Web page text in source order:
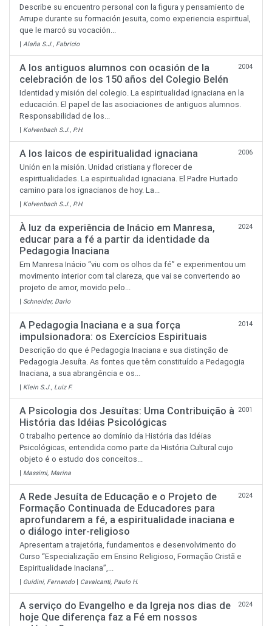
Describe su encuentro personal con la figura y pensamiento de
Arrupe durante su formación jesuita, como experiencia espiritual,
que le marcó su vocación...
|Alaña S.J., Fabricio
A los antiguos alumnos con ocasión de la
celebración de los 150 años del Colegio Belén
2004
Identidad y misión del colegio. La espiritualidad ignaciana en la
educación. El papel de las asociaciones de antiguos alumnos.
Responsabilidad de los...
| Kolvenbach S.J., P.H.
A los laicos de espiritualidad ignaciana 2006
Unión en la misión. Unidad cristiana y florecer de
espiritualidades. La espiritualidad ignaciana. El Padre Hurtado
camino para los ignacianos de hoy. La...
| Kolvenbach S.J., P.H.
À luz da experiência de Inácio em Manresa,
educar para a fé a partir da identidade da
Pedagogia Inaciana
2024
Em Manresa Inácio “viu com os olhos da fé” e experimentou um
movimento interior com tal clareza, que vai se convertendo ao
projeto de amor, movido pelo...
| Schneider, Darìo
A Pedagogia Inaciana e a sua força
impulsionadora: os Exercícios Espirituais
2014
Descrição do que é Pedagogia Inaciana e sua distinção de
Pedagogia Jesuíta. As fontes que têm constituído a Pedagogia
Inaciana, a sua abrangência e os...
| Klein S.J., Luiz F.
A Psicologia dos Jesuítas: Uma Contribuição à
História das Idéias Psicológicas
2001
O trabalho pertence ao domínio da História das Idéias
Psicológicas, entendida como parte da História Cultural cujo
objeto é o estudo dos conceitos...
| Massimi, Marina
A Rede Jesuíta de Educação e o Projeto de
Formação Continuada de Educadores para
aprofundarem a fé, a espiritualidade inaciana e
o diálogo inter-religioso
2024
Apresentam a trajetória, fundamentos e desenvolvimento do
Curso “Especialização em Ensino Religioso, Formação Cristã e
Espiritualidade Inaciana”,...
| Guidini, Fernando| Cavalcanti, Paulo H.
A serviço do Evangelho e da Igreja nos dias de
hoje Que diferença faz a Fé em nossos
2024